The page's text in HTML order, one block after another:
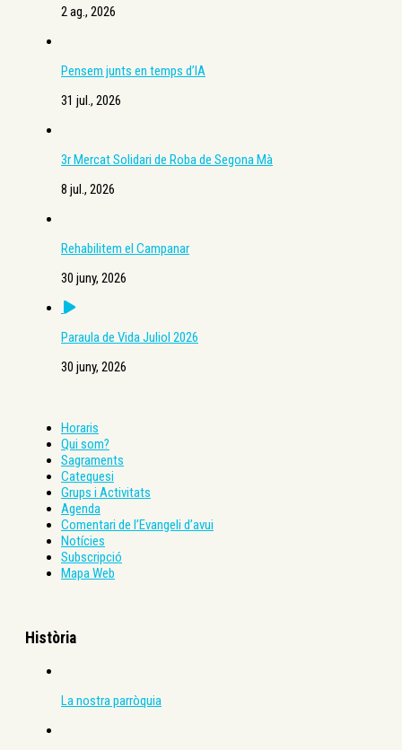
2 ag., 2026
Pensem junts en temps d’IA
31 jul., 2026
3r Mercat Solidari de Roba de Segona Mà
8 jul., 2026
Rehabilitem el Campanar
30 juny, 2026
Paraula de Vida Juliol 2026
30 juny, 2026
Horaris
Qui som?
Sagraments
Catequesi
Grups i Activitats
Agenda
Comentari de l’Evangeli d’avui
Notícies
Subscripció
Mapa Web
Història
La nostra parròquia